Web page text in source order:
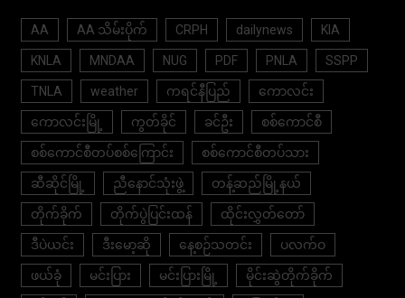
AA AA သိမ်းပိုက် CRPH dailynews KIA
KNLA MNDAA NUG PDF PNLA SSPP
TNLA weather ကရင်နီပြည် ကောလင်း
ကောလင်းမြို့ ကွတ်ခိုင် ခင်ဦး စစ်ကောင်စီ
စစ်ကောင်စီတပ်စစ်ကြောင်း စစ်ကောင်စီတပ်သား
ဆီဆိုင်မြို့ ညီနောင်သုံးဖွဲ့ တန့်ဆည်မြို့နယ်
တိုက်ခိုက် တိုက်ပွဲပြင်းထန် ထိုင်းလွှတ်တော်
ဒီပဲယင်း ဒီးမော့ဆို နေ့စဉ်သတင်း ပလက်ဝ
ဖယ်ခုံ မင်းပြား မင်းပြားမြို့ မိုင်းဆွဲတိုက်ခိုက်